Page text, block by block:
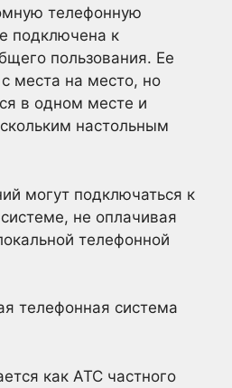
телефонную
подключена к
пользования. Ее
места на место, но
в одном месте и
настольным
могут подключаться к
не оплачивая
телефонной
телефонная система
как АТС частного